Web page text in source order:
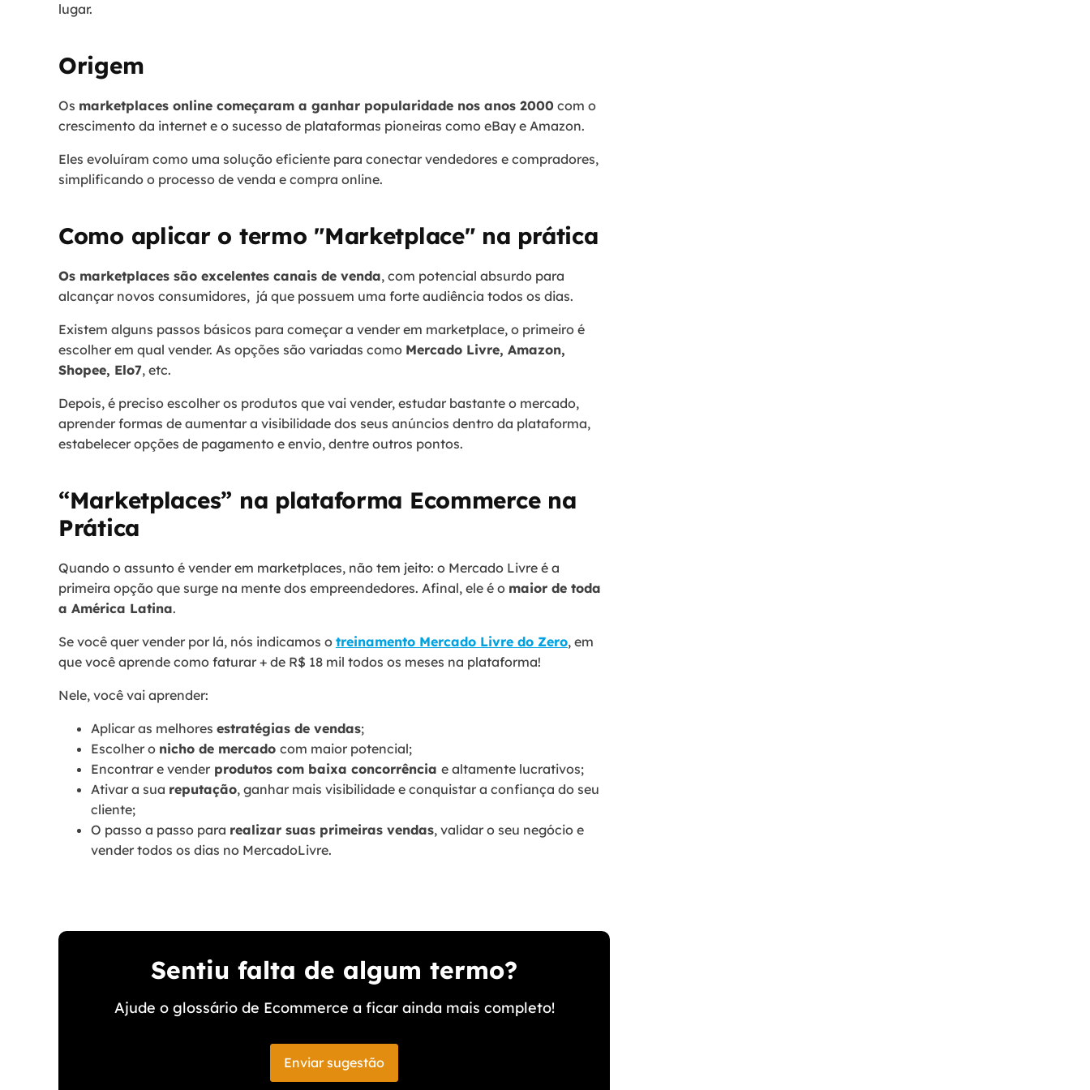
lugar.
Origem
Os marketplaces online começaram a ganhar popularidade nos anos 2000 com o
crescimento da internet e o sucesso de plataformas pioneiras como eBay e Amazon.
Eles evoluíram como uma solução eficiente para conectar vendedores e compradores,
simplificando o processo de venda e compra online.
Como aplicar o termo "Marketplace" na prática
Os marketplaces são excelentes canais de venda, com potencial absurdo para
alcançar novos consumidores, já que possuem uma forte audiência todos os dias.
Existem alguns passos básicos para começar a vender em marketplace, o primeiro é
escolher em qual vender. As opções são variadas como Mercado Livre, Amazon,
Shopee, Elo7, etc.
Depois, é preciso escolher os produtos que vai vender, estudar bastante o mercado,
aprender formas de aumentar a visibilidade dos seus anúncios dentro da plataforma,
estabelecer opções de pagamento e envio, dentre outros pontos.
“Marketplaces” na plataforma Ecommerce na
Prática
Quando o assunto é vender em marketplaces, não tem jeito: o Mercado Livre é a
primeira opção que surge na mente dos empreendedores. Afinal, ele é o maior de toda
a América Latina.
Se você quer vender por lá, nós indicamos o treinamento Mercado Livre do Zero, em
que você aprende como faturar + de R$ 18 mil todos os meses na plataforma!
Nele, você vai aprender:
Aplicar as melhores estratégias de vendas;
Escolher o nicho de mercado com maior potencial;
Encontrar e vender produtos com baixa concorrência e altamente lucrativos;
Ativar a sua reputação, ganhar mais visibilidade e conquistar a confiança do seu
cliente;
O passo a passo para realizar suas primeiras vendas, validar o seu negócio e
vender todos os dias no MercadoLivre.
Sentiu falta de algum termo?
Ajude o glossário de Ecommerce a ficar ainda mais completo!
Enviar sugestão